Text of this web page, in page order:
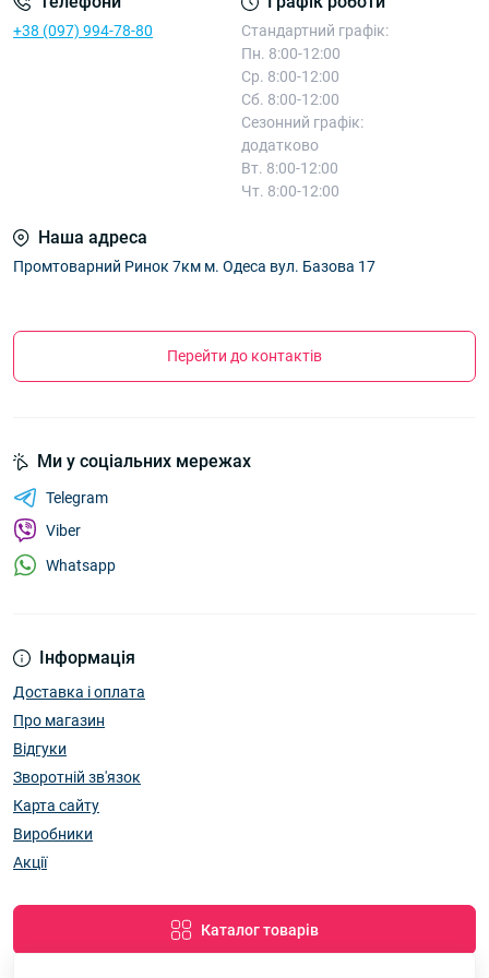
+38 (097) 994-78-80
Стандартний графік:
Пн. 8:00-12:00
Ср. 8:00-12:00
Сб. 8:00-12:00
Сезонний графік:
додатково
Вт. 8:00-12:00
Чт. 8:00-12:00
Наша адреса
Промтоварний Ринок 7км м. Одеса вул. Базова 17
Перейти до контактів
Інформація
Доставка і оплата
Про магазин
Відгуки
Зворотній зв'язок
Карта сайту
Виробники
Акції
Каталог товарів
Ми у соціальних мережах
Telegram
Viber
Whatsapp